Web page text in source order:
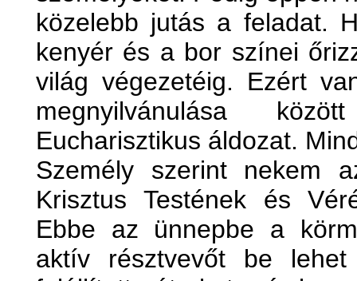
közelebb jutás a feladat.
kenyér és a bor színei
világ végezetéig. Ezért
megnyilvánulása
Eucharisztikus áldozat.
Személy szerint nekem
Krisztus Testének és
Ebbe az ünnepbe a
aktív résztvevőt be